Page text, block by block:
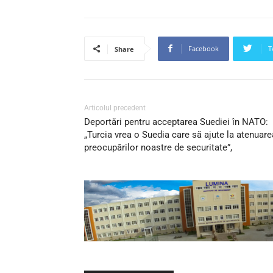
Share Facebook
Articolul precedent
Deportări pentru acceptarea Suediei în NATO:
„Turcia vrea o Suedia care să ajute la
preocupărilor noastre de securitate”,